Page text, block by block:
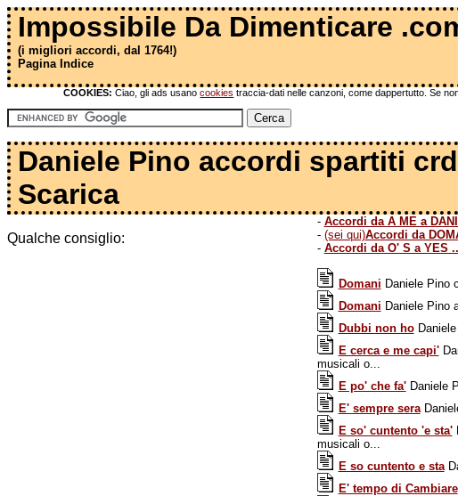
Impossibile Da Dimenticare
(i migliori accordi, dal 1764!)
Pagina Indice
COOKIES: Ciao, gli ads usanocookies traccia-dati nelle canzoni, come dappertutto. Se
Daniele Pino accordi spartiti
Scarica
Qualche consiglio:
- Accordi da A ME a
- (sei qui)Accordi da
- Accordi da O' S a YES
Domani Daniele Pino
Domani Daniele Pino
Dubbi non hoDaniele
E cerca e me capi'
musicali o...
E po' che fa'Daniele
E' sempre sera
E so' cuntento 'e sta'
musicali o...
E so cuntento e sta
E' tempo di Cambiare